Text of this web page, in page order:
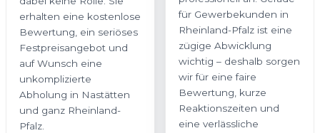
erhalten eine kostenlose
Bewertung, ein seriöses
Festpreisangebot und
auf Wunsch eine
unkomplizierte
Abholung in Nastätten
und ganz Rheinland-
Pfalz.
für Gewerbekunden in
Rheinland-Pfalz ist eine
zügige Abwicklung
wichtig – deshalb sorgen
wir für eine faire
Bewertung, kurze
Reaktionszeiten und
eine verlässliche